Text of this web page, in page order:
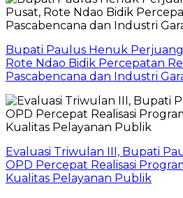
Bupati Paulus Henuk
Rote Ndao Bidik Percepatan
Pascabencana dan Industri
Evaluasi Triwulan III, Bupati
OPD Percepat Realisasi
Kualitas Pelayanan Publik